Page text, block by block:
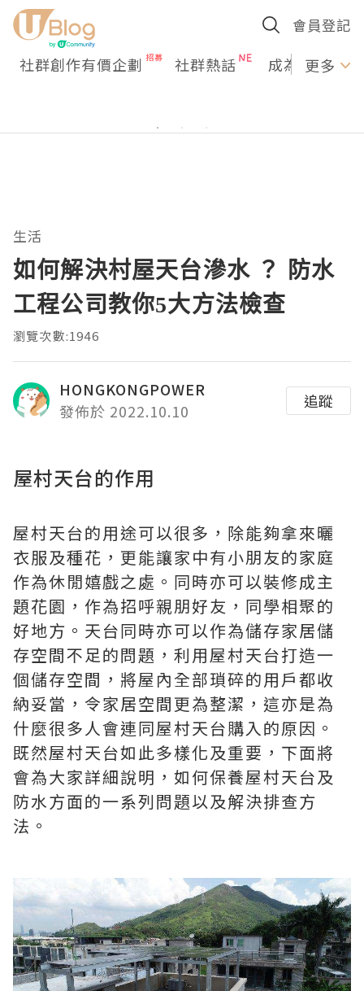
會員登記
社群創作有價企劃 社群熱話 成為U更多
生活
如何解決村屋天台滲水 ？ 防水
工程公司教你5大方法檢查
瀏覽次數:1946
HONGKONGPOWER
發佈於 2022.10.10
追蹤
屋村天台的作用
屋村天台的用途可以很多，除能夠拿來曬
衣服及種花，更能讓家中有小朋友的家庭
作為休閒嬉戲之處。同時亦可以裝修成主
題花園，作為招呼親朋好友，同學相聚的
好地方。天台同時亦可以作為儲存家居儲
存空間不足的問題，利用屋村天台打造一
個儲存空間，將屋內全部瑣碎的用戶都收
納妥當，令家居空間更為整潔，這亦是為
什麼很多人會連同屋村天台購入的原因。
既然屋村天台如此多樣化及重要，下面將
會為大家詳細說明，如何保養屋村天台及
防水方面的一系列問題以及解決排查方
法。